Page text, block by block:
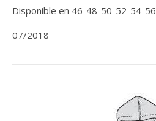
Disponible en 46-48-50-52-54-56
07/2018